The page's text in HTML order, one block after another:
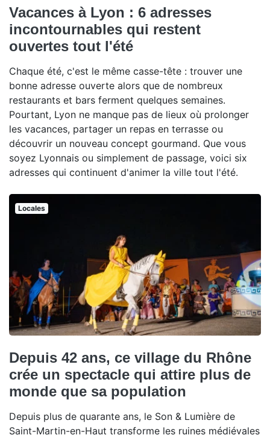
Vacances à Lyon : 6 adresses
incontournables qui restent
ouvertes tout l'été
Chaque été, c'est le même casse-tête : trouver une
bonne adresse ouverte alors que de nombreux
restaurants et bars ferment quelques semaines.
Pourtant, Lyon ne manque pas de lieux où prolonger
les vacances, partager un repas en terrasse ou
découvrir un nouveau concept gourmand. Que vous
soyez Lyonnais ou simplement de passage, voici six
adresses qui continuent d'animer la ville tout l'été.
Locales
Depuis 42 ans, ce village du Rhône
crée un spectacle qui attire plus de
monde que sa population
Depuis plus de quarante ans, le Son & Lumière de
Saint-Martin-en-Haut transforme les ruines médiévales